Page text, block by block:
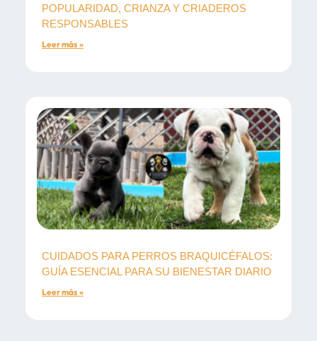
POPULARIDAD, CRIANZA Y CRIADEROS
RESPONSABLES
Leer más »
CUIDADOS PARA PERROS BRAQUICÉFALOS:
GUÍA ESENCIAL PARA SU BIENESTAR DIARIO
Leer más »